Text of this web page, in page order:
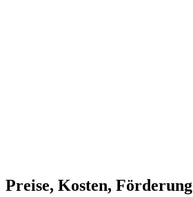
Preise, Kosten, Förderung